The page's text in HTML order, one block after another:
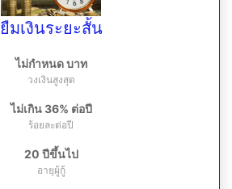
ยืมเงินระยะสั้น
ไม่กำหนด บาท
วงเงินสูงสุด
ไม่เกิน 36% ต่อปี
ร้อยละต่อปี
20 ปีขึ้นไป
อายุผู้กู้